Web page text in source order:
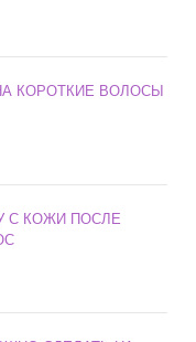
КОРОТКИЕ ВОЛОСЫ
С КОЖИ ПОСЛЕ